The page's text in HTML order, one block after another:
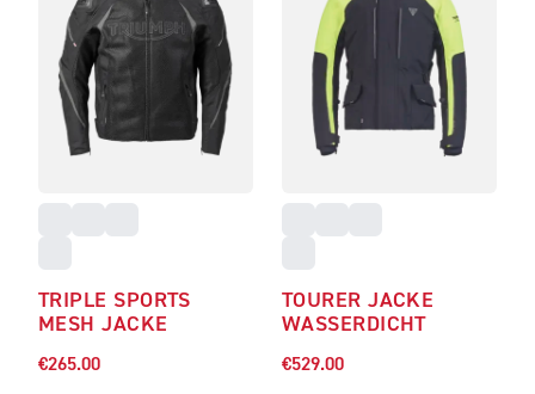
TRIPLE SPORTS
MESH JACKE
€265.00
TOURER JACKE
WASSERDICHT
€529.00